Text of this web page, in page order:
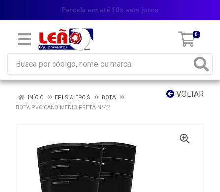
0
Parcele em até 10x sem juros
VOLTAR
INÍCIO EPI S & EPC S
BOTA
BOTA PVC CANO MEDIO PRETA N°42